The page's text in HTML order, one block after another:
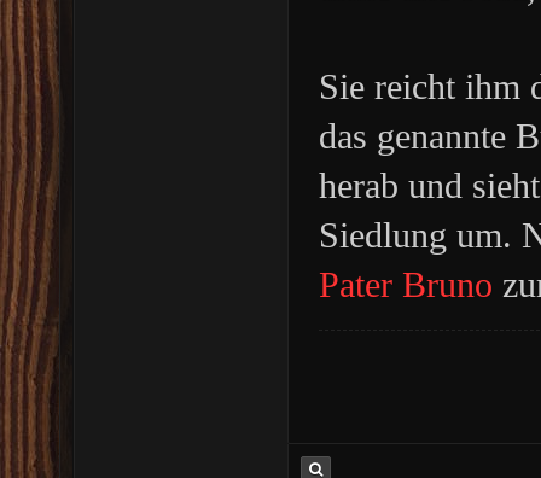
Sie reicht ihm
das genannte
herab und
Siedlung um.
Pater Bruno